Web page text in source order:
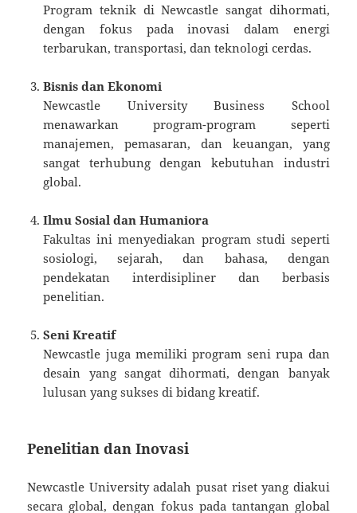
Program teknik di Newcastle sangat dihormati,
dengan fokus pada inovasi dalam energi
terbarukan, transportasi, dan teknologi cerdas.
Bisnis dan Ekonomi
Newcastle University Business School
menawarkan program-program seperti
manajemen, pemasaran, dan keuangan, yang
sangat terhubung dengan kebutuhan industri
global.
Ilmu Sosial dan Humaniora
Fakultas ini menyediakan program studi seperti
sosiologi, sejarah, dan bahasa, dengan
pendekatan interdisipliner dan berbasis
penelitian.
Seni Kreatif
Newcastle juga memiliki program seni rupa dan
desain yang sangat dihormati, dengan banyak
lulusan yang sukses di bidang kreatif.
Penelitian dan Inovasi
Newcastle University adalah pusat riset yang diakui
secara global, dengan fokus pada tantangan global